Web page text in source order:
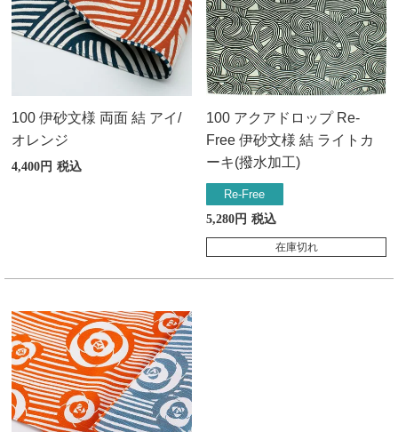
100 伊砂文様 両面 結 アイ/
オレンジ
4,400 税込
100 アクアドロップ Re-
Free 伊砂文様 結 ライトカ
ーキ(撥水加工)
Re-Free
5,280
税込
在庫切れ